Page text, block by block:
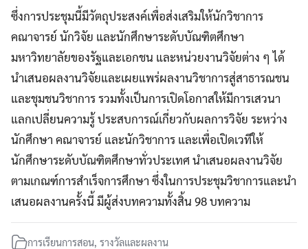
ซึ่งการประชุมนี้มีวัตถุประสงค์เพื่อส่งเสริมให้นักวิชาการ
คณาจารย์ นักวิจัย และนักศึกษาระดับบัณฑิตศึกษา
มหาวิทยาลัยของรัฐและเอกชน และหน่วยงานวิจัยต่าง ๆ ได้
นำเสนอผลงานวิจัยและเผยแพร่ผลงานวิชาการสู่สาธารณชน
และชุมชนวิชาการ รวมทั้งเป็นการเปิดโอกาสให้มีการเสวนา
แลกเปลี่ยนความรู้ ประสบการณ์เกี่ยวกับผลการวิจัย ระหว่าง
นักศึกษา คณาจารย์ และนักวิชาการ และเพื่อเปิดเวทีให้
นักศึกษาระดับบัณฑิตศึกษาทั่วประเทศ นำเสนอผลงานวิจัย
ตามเกณฑ์การสำเร็จการศึกษา ซึ่งในการประชุมวิชาการและนำ
เสนอผลงานครั้งนี้ มีผู้ส่งบทความทั้งสิ้น 98 บทความ
การเรียนการสอน รางวัลและผลงาน